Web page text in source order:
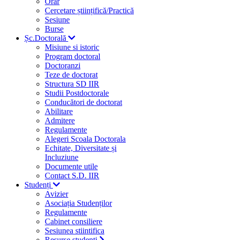
Cercetare științifică/Practică
Sesiune
Burse
Șc.Doctorală
Misiune si istoric
Program doctoral
Doctoranzi
Teze de doctorat
Structura SD IIR
Studii Postdoctorale
Conducători de doctorat
Abilitare
Admitere
Regulamente
Alegeri Scoala Doctorala
Echitate, Diversitate și
Incluziune
Documente utile
Contact S.D. IIR
Studenți
Avizier
Asociația Studenților
Regulamente
Cabinet consiliere
Sesiunea stiintifica